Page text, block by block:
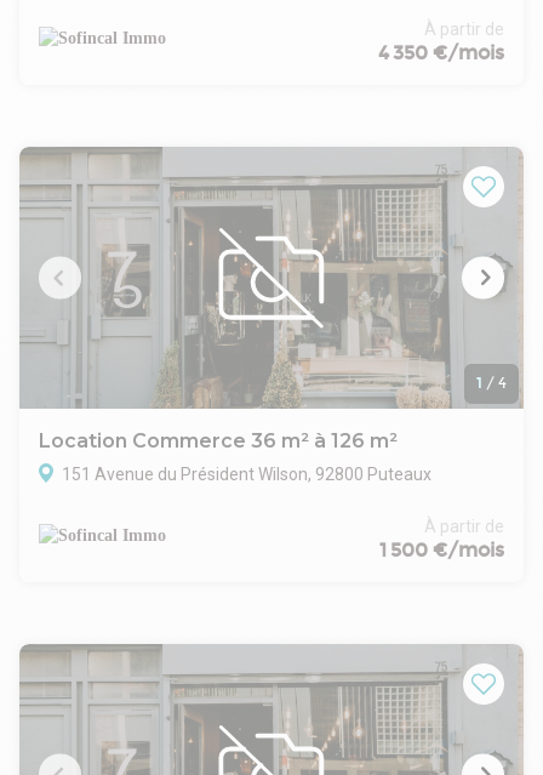
Non assujetti à TVA
Dépôt de garantie : 4 835 €
Autres garanties demandées : GAPD et cautions solidaires
Honoraires de commercialisation : 4 685 € HT
Honoraires de rédaction de bail commercial : pour mémoire
À partir de
4 350 €/mois
1 / 4
Location Commerce 36 m² à 126 m²
151 Avenue du Président Wilson, 92800 Puteaux
À partir de
1 500 €/mois